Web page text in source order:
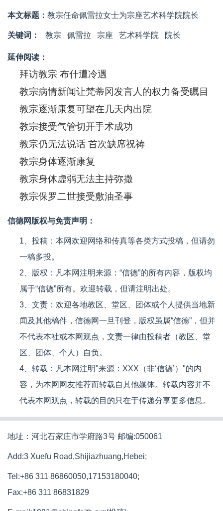
本文标题： 教宗任命佩雷拉女士为宗座艺术科学院院长
关键词： 教宗 佩雷拉 宗座 艺术科学院 院长
延伸阅读：
拜访教宗 布什遭冷遇
教宗病情新闻让梵蒂冈发言人的权力备受瞩目
教宗逐渐康复可望在几天内出院
教宗接受气管切开手术成功
教宗仍无法说话 首次缺席祝祷
教宗身体逐渐康复
教宗身体虚弱无法主持弥撒
教宗保罗二世接受敷油圣事
信德网版权与免责声明：
1、投稿：本网欢迎网络和传真等各类方式投稿，但请勿
一稿多投。
2、版权：凡本网注明来源：“信德”的所有内容，版权均
属于“信德”所有。欢迎转载，但请注明出处。
3、文责：欢迎各地教区、堂区、团体或个人提供当地新
闻及其他稿件，信德网一旦刊登，版权虽属“信德”，但并
不代表本社或本网观点，文责一律由投稿者（教区、堂
区、团体、个人）自负。
4、转载：凡本网注明"来源：XXX（非‘信德’）"的内
容，为本网网友推荐而转载自其他媒体。转载内容并不
代表本网观点，转载的目的只在于传递分享更多信息。
地址：河北石家庄市学府路3号 邮编:050061
Add:3 Xuefu Road,Shijiazhuang,Hebei;
Tel:+86 311 86860050,17153180040;
Fax:+86 311 86831829